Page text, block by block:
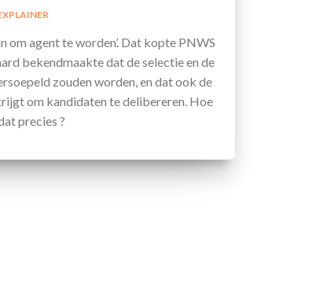
om agent te worden’. Dat kopte PNWS
bekendmaakte dat de selectie en de
zouden worden, en dat ook de
om kandidaten te delibereren. Hoe
precies ?